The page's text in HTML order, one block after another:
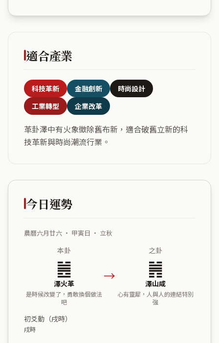
適合產業
科技革新 金融創新
時尚設計
工業轉型
企業改革
革卦澤中有火象徵除舊布新，適合破舊立新的科
技革新與時尚潮流行業。
今日運勢
農曆六月廿六 ・ 甲寅日 ・ 立秋
本卦
䷰
澤火革
是時候改變了，勇敢換個做法
吧
→
之卦
䷞
澤山咸
心有靈犀，人與人的連結特別
強
初爻動（戌時）
戌時